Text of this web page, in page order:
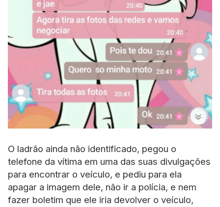
O ladrão ainda não identificado, pegou o
telefone da vítima em uma das suas divulgações
para encontrar o veículo, e pediu para ela
apagar a imagem dele, não ir a polícia, e nem
fazer boletim que ele iria devolver o veículo,